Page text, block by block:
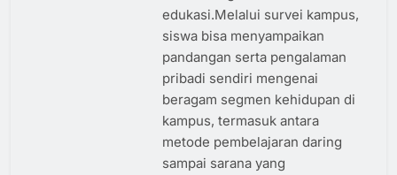
edukasi.Melalui survei kampus,
siswa bisa menyampaikan
pandangan serta pengalaman
pribadi sendiri mengenai
beragam segmen kehidupan di
kampus, termasuk antara
metode pembelajaran daring
sampai sarana yang